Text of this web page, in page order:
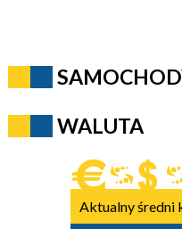
WALUTA
Aktualny średni